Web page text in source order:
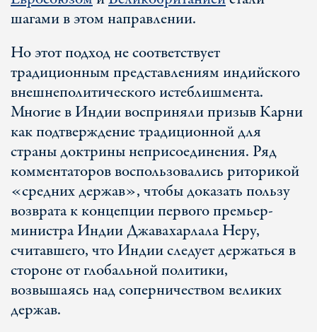
шагами в этом направлении.
Но этот подход не соответствует
традиционным представлениям индийского
внешнеполитического истеблишмента.
Многие в Индии восприняли призыв Карни
как подтверждение традиционной для
страны доктрины неприсоединения. Ряд
комментаторов воспользовались риторикой
«средних держав», чтобы доказать пользу
возврата к концепции первого премьер-
министра Индии Джавахарлала Неру,
считавшего, что Индии следует держаться в
стороне от глобальной политики,
возвышаясь над соперничеством великих
держав.